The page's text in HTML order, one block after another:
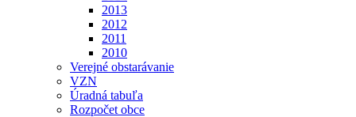
2013
2012
2011
2010
Verejné obstarávanie
VZN
Úradná tabuľa
Rozpočet obce